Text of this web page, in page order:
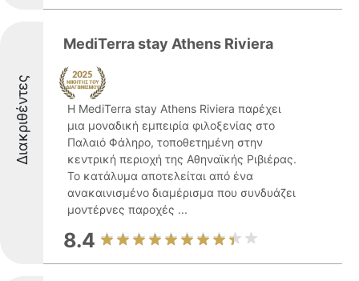
Διακριθέντες
MediTerra stay Athens Riviera
Η MediTerra stay Athens Riviera παρέχει
μια μοναδική εμπειρία φιλοξενίας στο
Παλαιό Φάληρο, τοποθετημένη στην
κεντρική περιοχή της Αθηναϊκής Ριβιέρας.
Το κατάλυμα αποτελείται από ένα
ανακαινισμένο διαμέρισμα που συνδυάζει
μοντέρνες παροχές ...
8.4